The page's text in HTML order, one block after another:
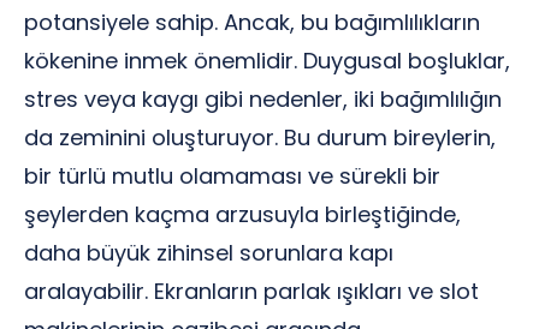
potansiyele sahip. Ancak, bu bağımlılıkların
kökenine inmek önemlidir. Duygusal boşluklar,
stres veya kaygı gibi nedenler, iki bağımlılığın
da zeminini oluşturuyor. Bu durum bireylerin,
bir türlü mutlu olamaması ve sürekli bir
şeylerden kaçma arzusuyla birleştiğinde,
daha büyük zihinsel sorunlara kapı
aralayabilir. Ekranların parlak ışıkları ve slot